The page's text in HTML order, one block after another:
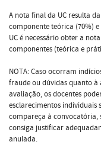
A nota final da UC resulta
componente teórica (70%)
UC é necessário obter a
componentes (teórica e
NOTA: Caso ocorram
fraude ou dúvidas quanto à
avaliação, os docentes
esclarecimentos individuais
compareça à convocatória,
consiga justificar
anulada.